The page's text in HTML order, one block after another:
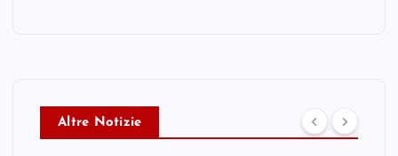
Altre Notizie